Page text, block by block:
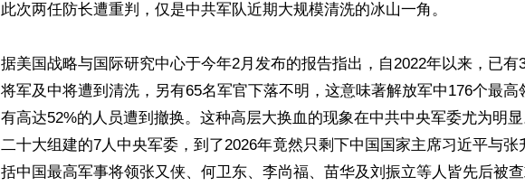
此次两任防长遭重判，仅是中共军队近期大规模清洗的冰山一角。
据美国战略与国际研究中心于今年2月发布的报告指出，自2022年以来，已有
将军及中将遭到清洗，另有65名军官下落不明，这意味著解放军中176个最高
有高达52%的人员遭到撤换。这种高层大换血的现象在中共中央军委尤为明
二十大组建的7人中央军委，到了2026年竟然只剩下中国国家主席习近平与张
括中国最高军事将领张又侠、何卫东、李尚福、苗华及刘振立等人皆先后被查